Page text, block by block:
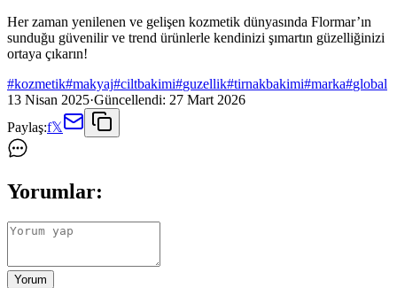
Her zaman yenilenen ve gelişen kozmetik dünyasında Flormar’ın
sunduğu güvenilir ve trend ürünlerle kendinizi şımartın güzelliğinizi
ortaya çıkarın!
#kozmetik#makyaj#ciltbakimi#guzellik#tirnakbakimi#marka#global
13 Nisan 2025·Güncellendi: 27 Mart 2026
Paylaş:f𝕏
Yorumlar:
Yorum